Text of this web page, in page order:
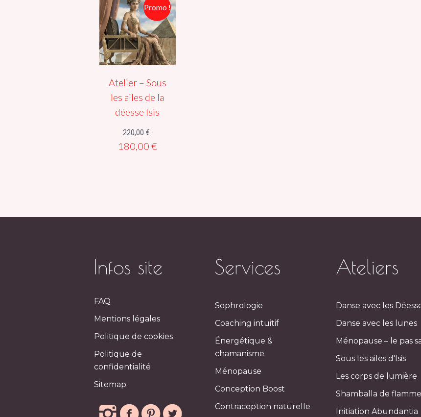
Promo !
Atelier – Sous
les ailes de la
déesse Isis
220,00€
Le
180,00 €Le
Infos site
FAQ
Mentions légales
Politique de cookies
Politique de
confidentialité
Sitemap
Services
Sophrologie
Coaching intuitif
Énergétique &
chamanisme
Ménopause
Conception Boost
Contraception naturelle
Ateliers
Danse avec les
Danse avec les lunes
Ménopause – le pas
Sous les ailes d'Isis
Les corps de lumière
Shamballa de
Initiation Abundantia